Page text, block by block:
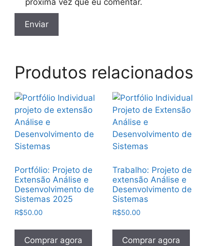
próxima vez que eu comentar.
Produtos relacionados
Portfólio: Projeto de
Extensão Análise e
Desenvolvimento de
Sistemas 2025
R$50.00
Comprar agora
Trabalho: Projeto de
extensão Análise e
Desenvolvimento de
Sistemas
R$50.00
Comprar agora